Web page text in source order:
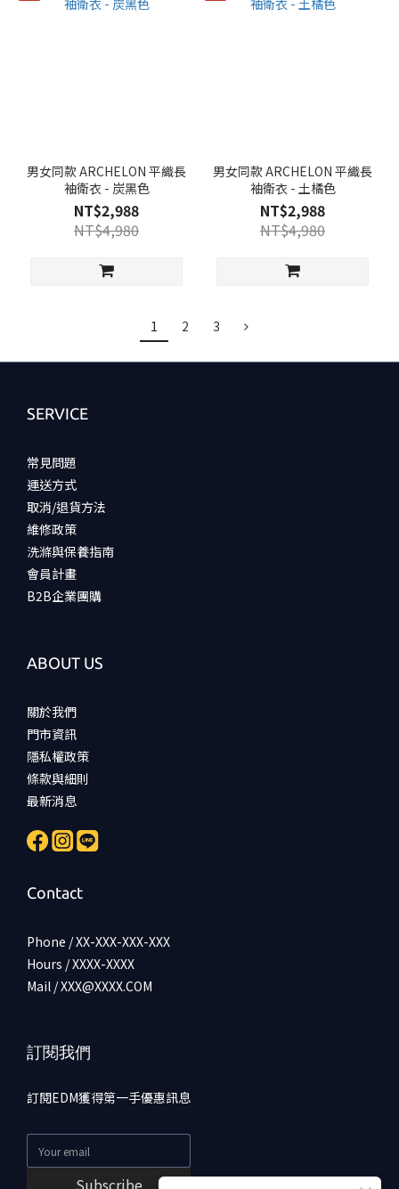
男女同款 ARCHELON 平織長
袖衛衣 - 炭黑色
NT$2,988
NT$4,980
男女同款 ARCHELON 平織長
袖衛衣 - 土橘色
NT$2,988
NT$4,980
1 2 3
SERVICE
常見問題
運送方式
取消/退貨方法
維修政策
洗滌與保養指南
會員計畫
B2B企業團購
ABOUT US
關於我們
門市資訊
隱私權政策
條款與細則
最新消息
Contact
Phone / XX-XXX-XXX-XXX
Hours / XXXX-XXXX
Mail / XXX@XXXX.COM
訂閱我們
訂閱EDM獲得第一手優惠訊息